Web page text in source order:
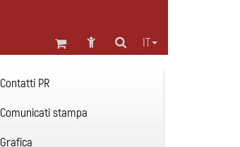
IT
Contatti PR
Comunicati stampa
Grafica